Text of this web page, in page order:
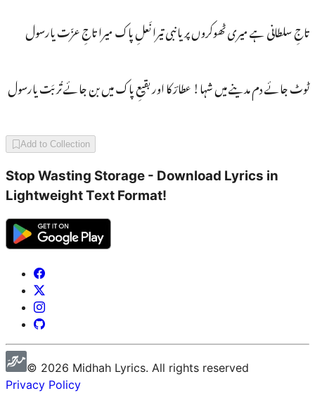
تاجِ سلطانی ہے میری ٹھوکروں پر یانبی تیرا نَعلِ پاک میرا تاجِ عزّت یارسول
ٹوٹ جائے دم مدینے میں شہا! عطارؔ کا اور بقیعِ پاک میں بن جائے تُربَت یارسول
Add to Collection
Stop Wasting Storage - Download Lyrics in
Lightweight Text Format!
© 2026 Midhah Lyrics. All rights reserved
Privacy Policy